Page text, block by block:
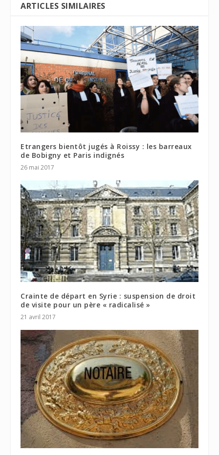
ARTICLES SIMILAIRES
Etrangers bientôt jugés à Roissy : les barreaux
de Bobigny et Paris indignés
26 mai 2017
Crainte de départ en Syrie : suspension de droit
de visite pour un père « radicalisé »
21 avril 2017